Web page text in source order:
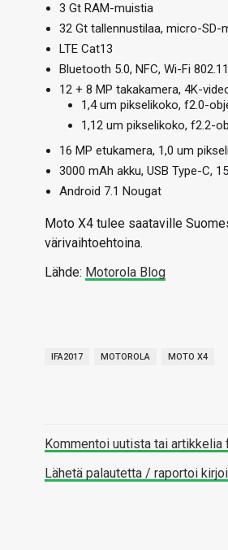
3 Gt RAM-muistia
32 Gt tallennustilaa, micro-SD-
LTE Cat13
Bluetooth 5.0, NFC, Wi-Fi
12 + 8 MP takakamera, 4K-
1,4 um pikselikoko, f2.0-
1,12 um pikselikoko, f2.2-
16 MP etukamera, 1,0 um
3000 mAh akku, USB Type-C,
Android 7.1 Nougat
Moto X4 tulee saataville
värivaihtoehtoina.
Lähde: Motorola Blog
IFA2017 MOTOROLA MOTO X4
Kommentoi uutista tai artikkelia
Lähetä palautetta / raportoi